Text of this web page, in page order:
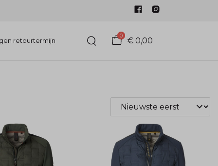
retourtermijn
0
€ 0,00